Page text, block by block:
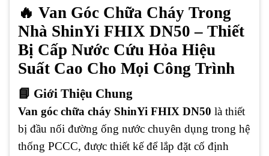
🔥 Van Góc Chữa Cháy Trong
Nhà ShinYi FHIX DN50 – Thiết
Bị Cấp Nước Cứu Hỏa Hiệu
Suất Cao Cho Mọi Công Trình
📘 Giới Thiệu Chung
Van góc chữa cháy ShinYi FHIX DN50 là thiết
bị đầu nối đường ống nước chuyên dụng trong hệ
thống PCCC, được thiết kế để lắp đặt cố định